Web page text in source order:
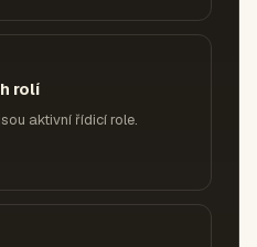
rolí
aktivní řídicí role.